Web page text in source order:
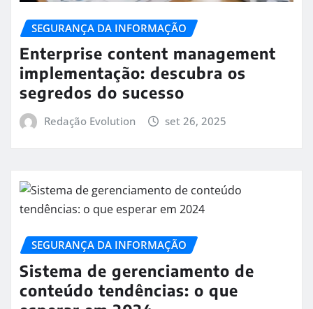
SEGURANÇA DA INFORMAÇÃO
Enterprise content management
implementação: descubra os
segredos do sucesso
Redação Evolution set 26, 2025
SEGURANÇA DA INFORMAÇÃO
Sistema de gerenciamento de
conteúdo tendências: o que